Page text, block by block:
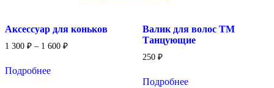
Аксессуар для коньков
1 300 ₽ – 1 600 ₽
Подробнее
Валик для волос ТМ
Танцующие
250 ₽
Подробнее